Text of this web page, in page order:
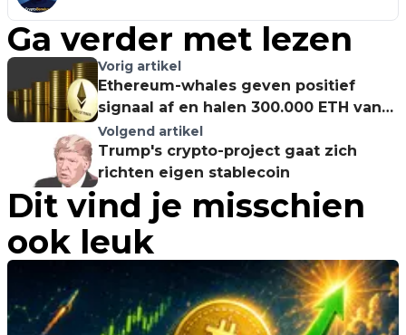
Ga verder met lezen
Vorig artikel
Ethereum-whales geven positief
signaal af en halen 300.000 ETH van
beurzen
Volgend artikel
Trump's crypto-project gaat zich
richten eigen stablecoin
Dit vind je misschien
ook leuk